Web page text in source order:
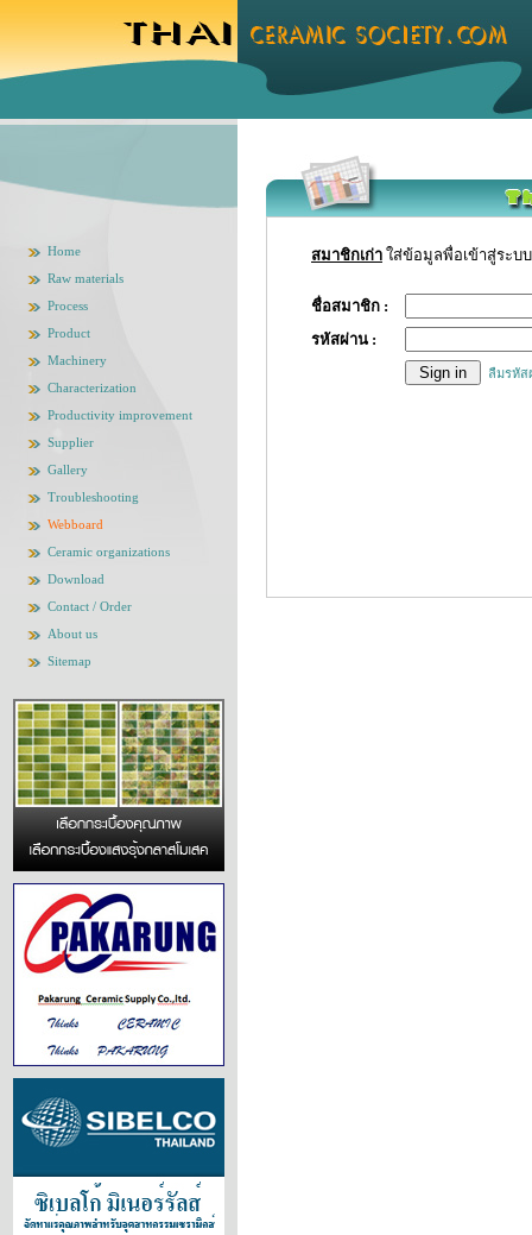
Home
Raw materials
Process
Product
Machinery
Characterization
Productivity improvement
Supplier
Gallery
Troubleshooting
Webboard
Ceramic organizations
Download
Contact / Order
About us
Sitemap
สมาชิกเก่า ใส่ข้อมูลพื่อเข้าสู่ระบบ
ชื่อสมาชิก :
รหัสผ่าน :
ลืมรหัส